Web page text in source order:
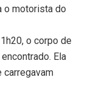
o motorista do
o corpo de
Ela
carregavam